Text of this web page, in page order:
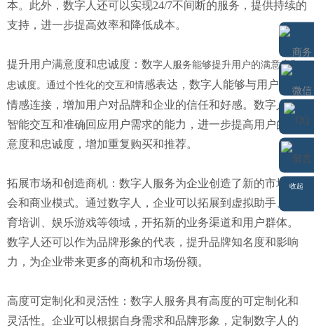
本。此外，数字人还可以实现24/7不间断的服务，提供持续的
支持，进一步提高效率和降低成本。
提升用户满意度和忠诚度：数字人服务能够提升用户的满意度和
忠诚度。通过个性化的交互和情感表达，数字人能够与用户建立
情感连接，增加用户对品牌和企业的信任和好感。数字人的
智能交互和准确回应用户需求的能力，进一步提高用户的满
意度和忠诚度，增加重复购买和推荐。
拓展市场和创造商机：数字人服务为企业创造了新的市场机
会和商业模式。通过数字人，企业可以拓展到虚拟助手、教
育培训、娱乐游戏等领域，开拓新的业务渠道和用户群体。
数字人还可以作为品牌形象的代表，提升品牌知名度和影响
力，为企业带来更多的商机和市场份额。
高度可定制化和灵活性：数字人服务具有高度的可定制化和
灵活性。企业可以根据自身需求和品牌形象，定制数字人的
商务通
微信
QQ
留言
收起